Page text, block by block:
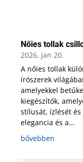
Nőies tollak
2026, jan 20.
A nőies tollak
írószerek
amelyekkel
kiegészítők,
stílusát, ízlését és
elegancia és a...
bővebben